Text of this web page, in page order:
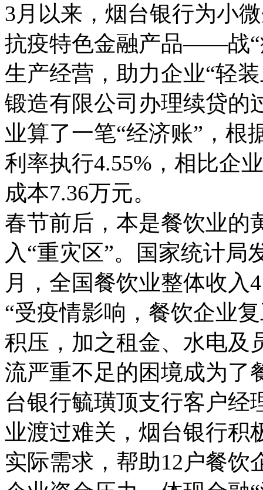
3月以来，烟台银行为小
抗疫特色金融产品——战“
生产经营，助力企业“轻
锻造有限公司办理续贷的
业算了一笔“经济账”，根
利率执行4.55%，相比企
成本7.36万元。
春节前后，本是餐饮业的
入“重灾区”。国家统计
月，全国餐饮业整体收入
“受疫情影响，餐饮企业
积压，加之租金、水电及
流严重不足的困境成为了
台银行毓璜顶支行客户经
业渡过难关，烟台银行积
实际需求，帮助12户餐饮